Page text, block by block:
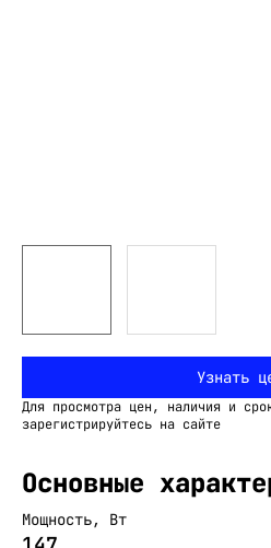
Узнать
Для просмотра цен, наличия и
зарегистрируйтесь на сайте
Основные
Мощность, Вт